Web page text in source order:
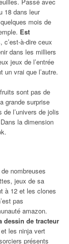
18 dans leur
mois de
Est
c’est-à-dire ceux
dans les milliers
jeux de l’entrée
un vrai que l’autre.
sont pas de
grande surprise
l’univers de jolis
la dimension
nombreuses
jeux de sa
à 12 et les clones
pas
amazon.
dessin de tracteur
les ninja vert
présents